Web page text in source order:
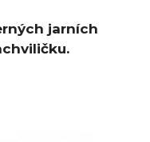
jarních